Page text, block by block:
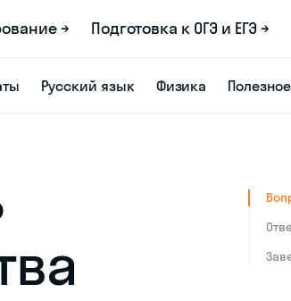
→ Подготовка к ОГЭ и ЕГЭ →
Русский язык Физика Полезное